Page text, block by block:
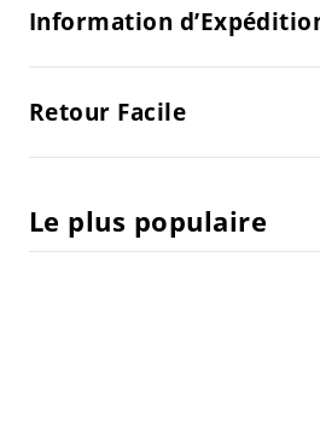
Information
Retour Facile
Le plus populaire